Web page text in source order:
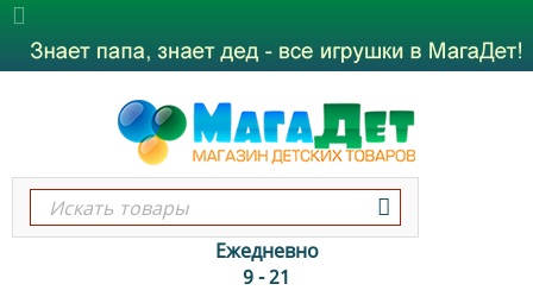
Ежедневно
9 - 21